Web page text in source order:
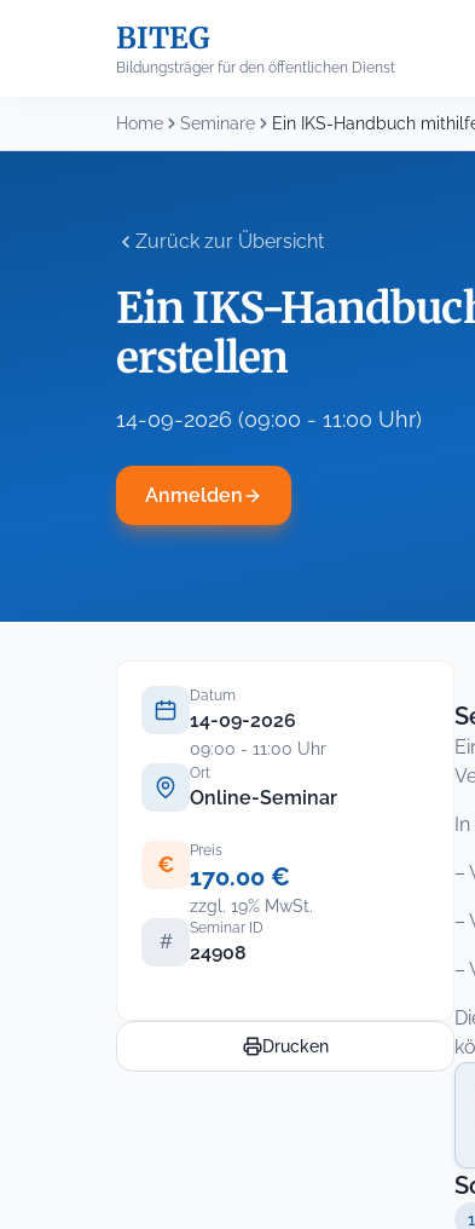
BITEG
Bildungsträger für den öffentlichen Dienst
Home Seminare
Zurück zur Übersicht
Ein IKS-
erstellen
14-09-2026 (09:00 - 11:00 Uhr)
Anmelden
Datum
14-09-2026
09:00 - 11:00 Uhr
Ort
Online-Seminar
€
Preis
170.00 €
zzgl. 19% MwSt.
#
Seminar ID
24908
Drucken
–
–
–